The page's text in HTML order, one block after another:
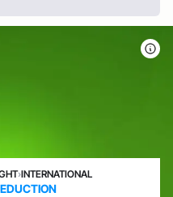
›INTERNATIONAL